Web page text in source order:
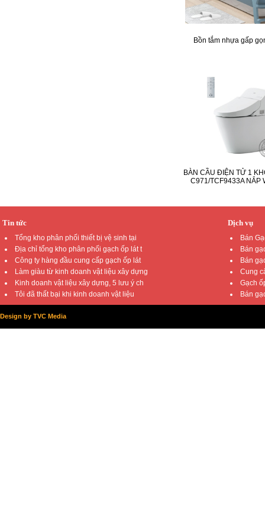
Bồn tắm nhựa gấp
BÀN CẦU ĐIỆN TỬ 1
C971/TCF9433A NẮP
Tin tức
Tổng kho phân phối thiết bị vệ sinh tại
Địa chỉ tổng kho phân phối gạch ốp lát t
Công ty hàng đầu cung cấp gạch ốp lát
Làm giàu từ kinh doanh vật liệu xây dựng
Kinh doanh vật liệu xây dựng, 5 lưu ý ch
Tôi đã thất bại khi kinh doanh vật liệu
Dịch vụ
Bán
Bán
Bán
Cung
Gạch
Bán
Design by TVC Media